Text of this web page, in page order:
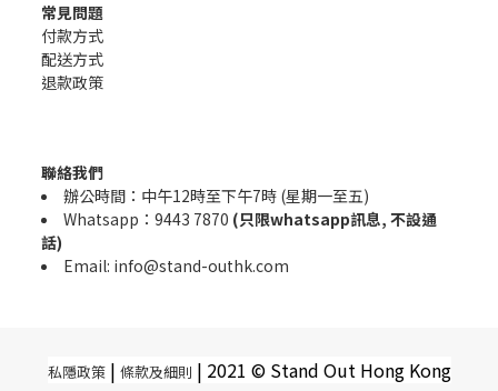
常見問題
付款方式
配送方式
退款政策
聯絡我們
辦公時間：中午12時至下午7時 (星期一至五)
Whatsapp：9443 7870 (只限whatsapp訊息, 不設通
話)
Email: info@stand-outhk.com
私隱政策| 條款及細則 | 2021 © Stand Out Hong Kong